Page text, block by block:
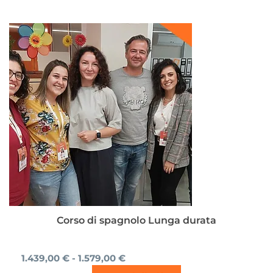
Corso di spagnolo Lunga durata
1.439,00 € - 1.579,00 €
Fascia
di
prezzo:
da
1.439,00 €
a
1.579,00 €
Questo
prodotto
ha
più
varianti.
Le
opzioni
possono
essere
scelte
nella
pagina
del
prodotto